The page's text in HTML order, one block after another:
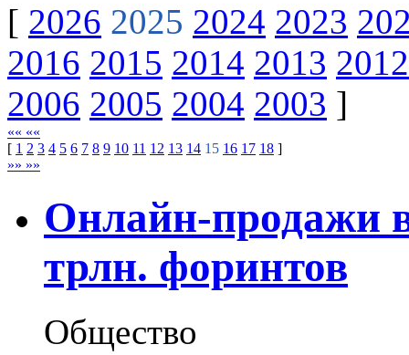
[ 2026 2025 2024 2023
2016 2015 2014 2013 2012
2006 2005 2004 2003 ]
«« ««
[ 1 2 3 4 5 6 7 8 9 10 11 12 13 14 15 16 17 18 ]
»» »»
Онлайн-продажи
трлн. форинтов
Общество